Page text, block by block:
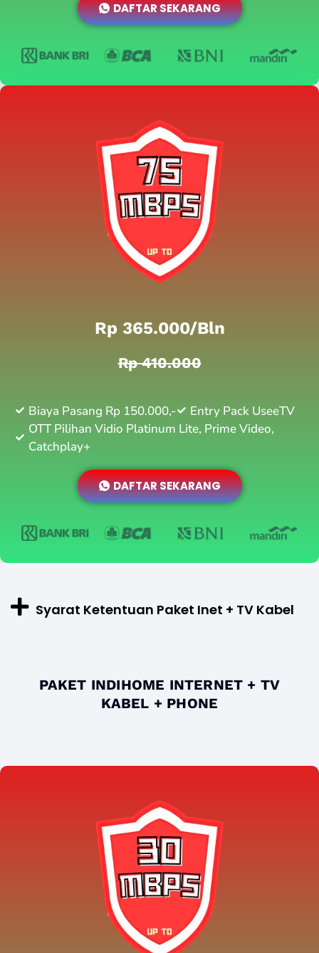
DAFTAR SEKARANG
Rp 365.000/bln
Rp 410.000
Biaya Pasang Rp 150.000,-
Entry Pack UseeTV
OTT Pilihan Vidio Platinum Lite, Prime Video,
Catchplay+
DAFTAR SEKARANG
Syarat Ketentuan Paket Inet + TV Kabel
PAKET INDIHOME INTERNET + TV
KABEL + PHONE